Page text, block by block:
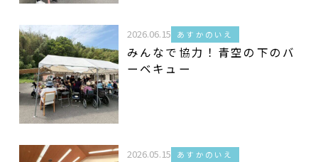
2026.06.15 あすかのいえ
みんなで協力！青空の下のバ
ーベキュー
2026.05.15 あすかのいえ